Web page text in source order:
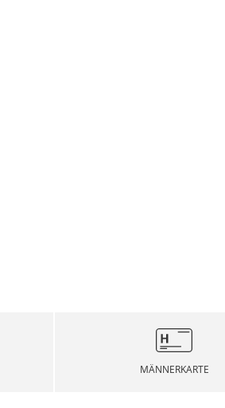
MÄNNERKARTE